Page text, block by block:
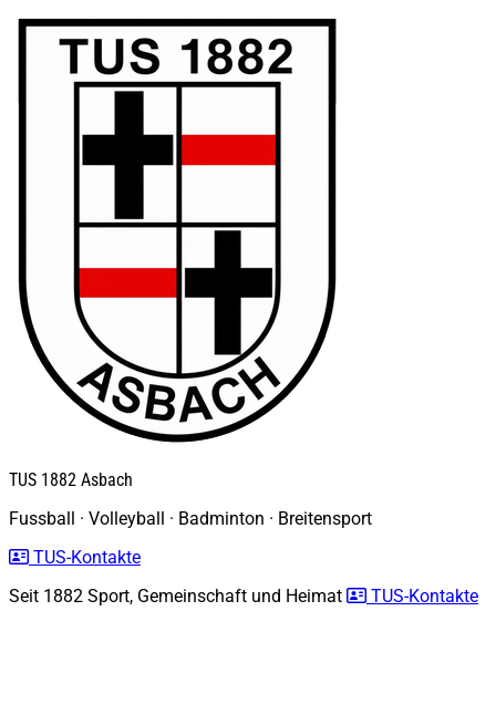
TUS 1882 Asbach
Fussball · Volleyball · Badminton · Breitensport
TUS-Kontakte
Seit 1882 Sport, Gemeinschaft und Heimat TUS-Kontakte